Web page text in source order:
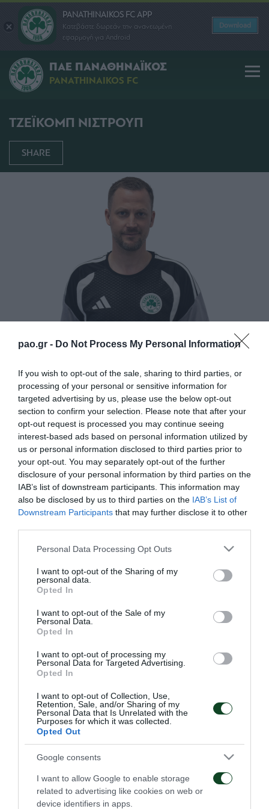
pao.gr - Do Not Process My Personal Information
If you wish to opt-out of the sale, sharing to third parties, or
processing of your personal or sensitive information for
targeted advertising by us, please use the below opt-out
section to confirm your selection. Please note that after your
opt-out request is processed you may continue seeing
interest-based ads based on personal information utilized by
us or personal information disclosed to third parties prior to
your opt-out. You may separately opt-out of the further
disclosure of your personal information by third parties on the
IAB’s list of downstream participants. This information may
also be disclosed by us to third parties on the IAB’s List of
Downstream Participants that may further disclose it to other
Please note that this website/app uses one or more Google
not limited to your visit or usage behaviour. You may click to
grant or deny consent to Google and its third-party tags to
use your data for below specified purposes in below Google
consent section.
Personal Data Processing Opt Outs
I want to opt-out of the Sharing of my
personal data.
Opted In
I want to opt-out of the Sale of my
Personal Data.
Opted In
I want to opt-out of processing my
Personal Data for Targeted Advertising.
Opted In
I want to opt-out of Collection, Use,
Retention, Sale, and/or Sharing of my
Personal Data that Is Unrelated with the
Purposes for which it was collected.
Opted Out
Google consents
I want to allow Google to enable storage
related to advertising like cookies on web or
device identifiers in apps.
PANATHINAIKOS FC APP
Κατεβάστε δωρεάν την ανανεωμένη
εφαρμογή για Android
Download
ΠΑΕ ΠΑΝΑΘΗΝΑΪΚΟΣ
PANATHINAIKOS FC
ΤΖΕΪΚΟΜΠ ΝΙΣΤΡΟΥΠ
SHARE
Ο Τζέικομπ Νίστρουπ προσελήφθη από τον
Παναθηναϊκό στις 26 Μαΐου 2026, έχοντας
υπογράψει συμβόλαιο μέχρι το καλοκαίρι του 2028.
Γεννήθηκε στις 8 Μαρτίου 1988 στην Κοπεγχάγη της
Δανίας. Έκανε τα πρώτα βήματά του ως
επαγγελματίας ποδοσφαιριστής στην Κοπεγχάγη,
όμως ένας σοβαρός τραυματισμός δεν του
επέτρεψε να κάνει την πορεία που ήθελε.
Ακολούθησε η ισλανδική Χαφναρφιόρντουρ όπου
σύντομη διαδρομή. Τελευταία του ομάδα ως
κατηγορίας της Δανίας. Εν τέλει, σε ηλικία μόλις 23
ετών, εγκατέλειψε την ποδοσφαιρική καριέρα,
ξεκινώντας σχεδόν άμεσα την προπονητική του
πορεία.
Το 2013 ξεκίνησε ως προπονητής της Κ17 της
Κοπεγχάγης και έξι χρόνια αργότερα ανέλαβε
πρώτος προπονητής της Βίμποργκ, ομάδα δεύτερης
κατηγορίας της Δανίας. Έμεινε ενάμισι χρόνο εκεί,
αφού δέχθηκε και αποδέχθηκε πρόταση της
Κοπεγχάγης να αναλάβει πρώτος βοηθός του